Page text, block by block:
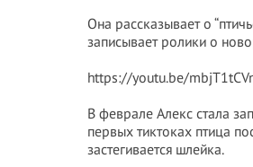
Она рассказывает о
записывает ролики о
https://youtu.be/
В феврале Алекс стала
первых тиктоках птица
застегивается шлейка.